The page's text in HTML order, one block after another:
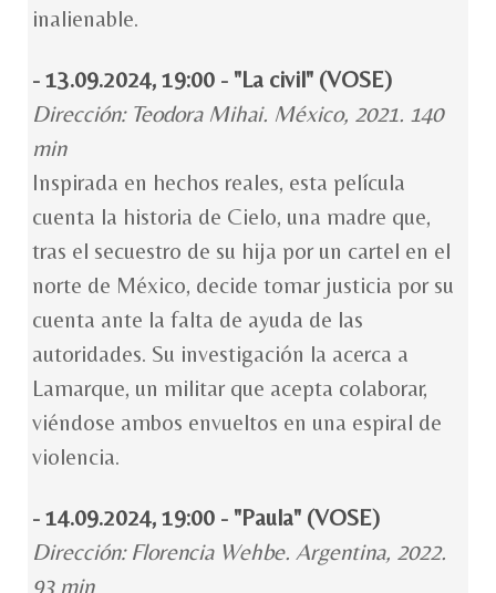
inalienable.
- 13.09.2024, 19:00 - "La civil" (VOSE)
Dirección: Teodora Mihai. México, 2021. 140
min
Inspirada en hechos reales, esta película
cuenta la historia de Cielo, una madre que,
tras el secuestro de su hija por un cartel en el
norte de México, decide tomar justicia por su
cuenta ante la falta de ayuda de las
autoridades. Su investigación la acerca a
Lamarque, un militar que acepta colaborar,
viéndose ambos envueltos en una espiral de
violencia.
- 14.09.2024, 19:00 - "Paula" (VOSE)
Dirección: Florencia Wehbe. Argentina, 2022.
93 min